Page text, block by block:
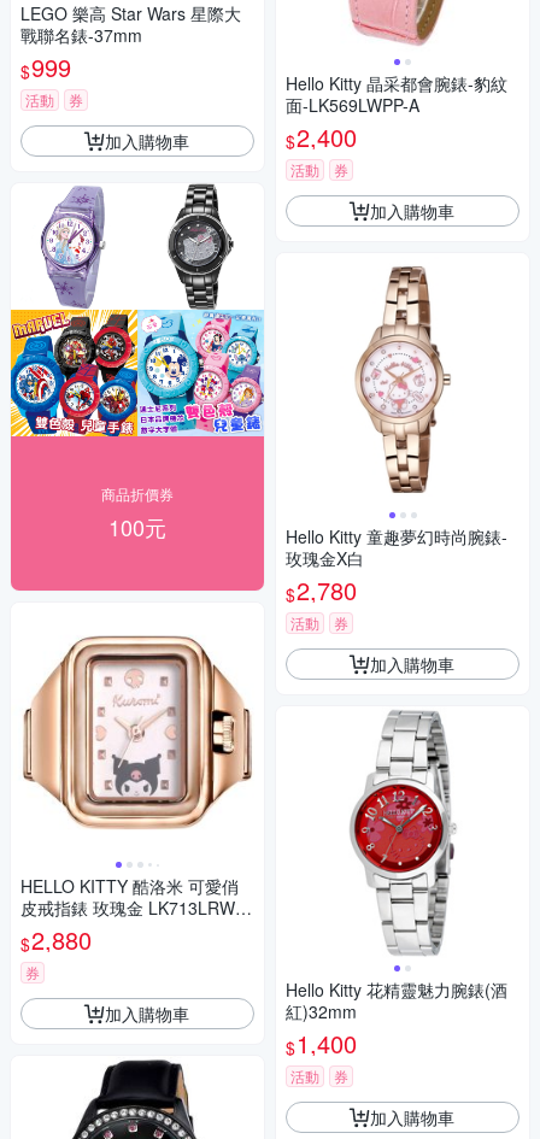
LEGO 樂高 Star Wars 星際大
戰聯名錶-37mm
$999
活動 券
加入購物車
商品折價券
100元
HELLO KITTY 酷洛米 可愛俏
皮戒指錶 玫瑰金 LK713LRWI-
A_20mm
$2,880
券
加入購物車
Hello Kitty 晶采都會腕錶-豹紋
面-LK569LWPP-A
$2,400
活動 券
加入購物車
Hello Kitty 童趣夢幻時尚腕錶-
玫瑰金X白
$2,780
活動 券
加入購物車
Hello Kitty 花精靈魅力腕錶(酒
紅)32mm
$1,400
活動 券
加入購物車